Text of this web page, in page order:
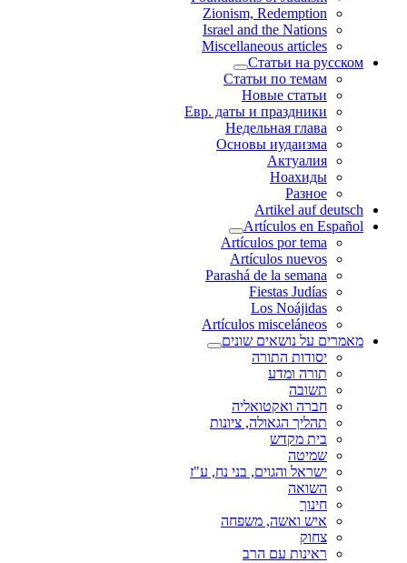
Zionism, Redemption
Israel and the Nations
Miscellaneous articles
Статьи на русском
Статьи по темам
Новые статьи
Евр. даты и праздники
Недельная глава
Основы иудаизма
Актуалия
Ноахиды
Разное
Artikel auf deutsch
Artículos en Español
Artículos por tema
Artículos nuevos
Parashá de la semana
Fiestas Judías
Los Noájidas
Artículos misceláneos
מאמרים על נושאים שונים
יסודות התורה
תורה ומדע
תשובה
חברה ואקטואליה
תהליך הגאולה, ציונות
בית מקדש
שמיטה
ישראל והגוים, בני נח, ע"ז
השואה
חינוך
איש ואשה, משפחה
צחוק
ראינות עם הרב